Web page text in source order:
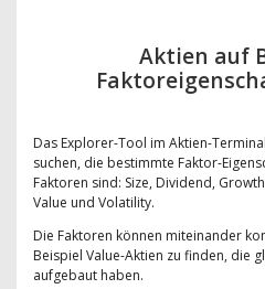
Aktien auf
Das Explorer-Tool im Aktien-
suchen, die bestimmte Faktor-
Faktoren sind: Size, Dividend,
Value und Volatility.
Die Faktoren können miteinander
Beispiel Value-Aktien zu finden, die
aufgebaut haben.